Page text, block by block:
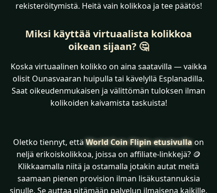
rekisteröitymistä. Heitä vain kolikkoa ja tee päätös!
Miksi käyttää virtuaalista kolikkoa
oikean sijaan? 🤔
Koska virtuaalinen kolikko on aina saatavilla — vaikka
olisit Ounasvaaran huipulla tai kävelyllä Esplanadilla.
Saat oikeudenmukaisen ja välittömän tuloksen ilman
kolikoiden kaivamista taskuista!
Oletko tiennyt, ettäWorld Coin Flipin etusivullaon
neljä erikoiskolikkoa, joissa on affiliate-linkkejä? 🪙
Klikkaamalla niitä ja ostamalla jotakin autat meitä
saamaan pienen provision ilman lisäkustannuksia
sinulle. Se auttaa pitämään palvelun ilmaisena kaikille.